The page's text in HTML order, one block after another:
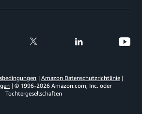
Amazon Datenschutzrichtlinie
© 1996-2026 Amazon.com, Inc. oder
Tochtergesellschaften